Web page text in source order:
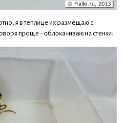
я в теплице их размещаю с
проще - облокачиваю на стенки: